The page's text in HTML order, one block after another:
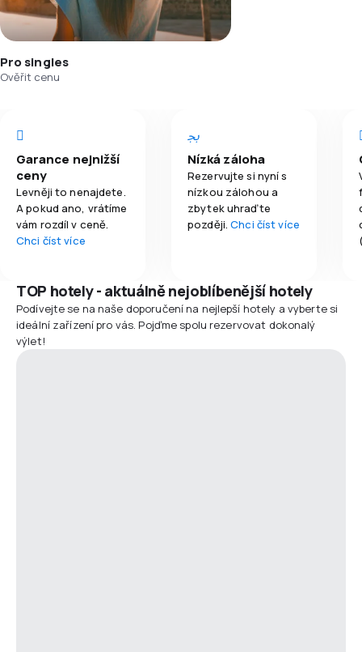
Pro singles
Ověřit cenu
Garance nejnižší
ceny
Levněji to nenajdete.
A pokud ano, vrátíme
vám rozdíl v ceně.
Chci číst více
Nízká záloha
Rezervujte si nyní s
nízkou zálohou a
zbytek uhraďte
později.Chci číst více
TOP hotely - aktuálně nejoblíbenější hotely
Podívejte se na naše doporučení na nejlepší hotely a vyberte si
ideální zařízení pro vás. Pojďme spolu rezervovat dokonalý
výlet!